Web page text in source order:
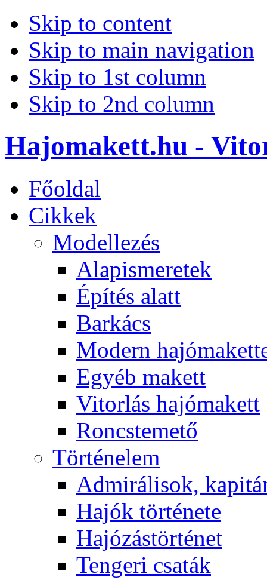
Skip to content
Skip to main navigation
Skip to 1st column
Skip to 2nd column
Hajomakett.hu -
Főoldal
Cikkek
Modellezés
Alapismeretek
Építés alatt
Barkács
Modern
Egyéb makett
Vitorlás hajómakett
Roncstemető
Történelem
Admirálisok,
Hajók története
Hajózástörténet
Tengeri csaták